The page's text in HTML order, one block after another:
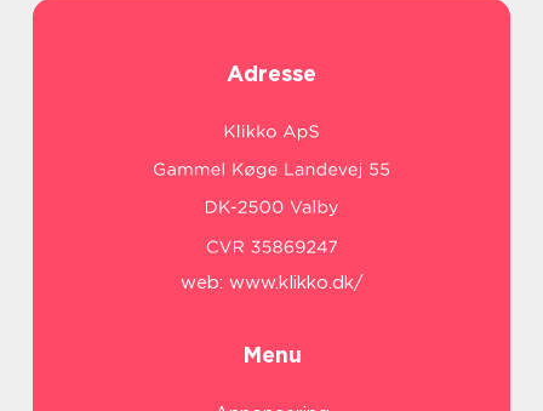
Adresse
web: www.klikko.dk/
Menu